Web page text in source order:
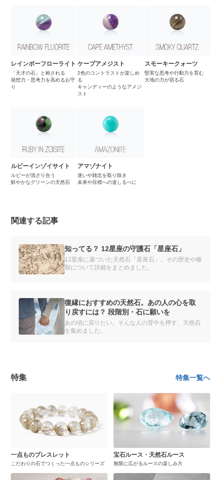
レインボーフローライト
「天才の石」と称される
発想力・思考力を高めるお守
り
ケープアメジスト
2色のコントラストが楽しめ
る
キャンディーのようなアメジ
スト
スモーキークォーツ
堅実な思考や行動力を育む
大地の力が宿る石
ルビーインゾイサイト
ルビーが混ざり合う
鮮やかなグリーンの天然石
アマゾナイト
迷いや雑念を取り除き
未来や目標への道しるべに
関連する記事
知ってる？ 12星座の守護石「星座石」
12星座に基づいた天然石「星座石」。その歴史や種
類について詳細をまとめました。
復縁におすすめの天然石。あの人の心を取
り戻すには？ 段階別・石に願いを
あの頃に戻りたい。そんな人の背中を押す、天然石
を集めました。
特集 特集一覧へ
一点ものブレスレット
こだわりの石でつくった一点ものシリーズ
宝石ルース・天然石ルース
無限に広がるルースの楽しみ方